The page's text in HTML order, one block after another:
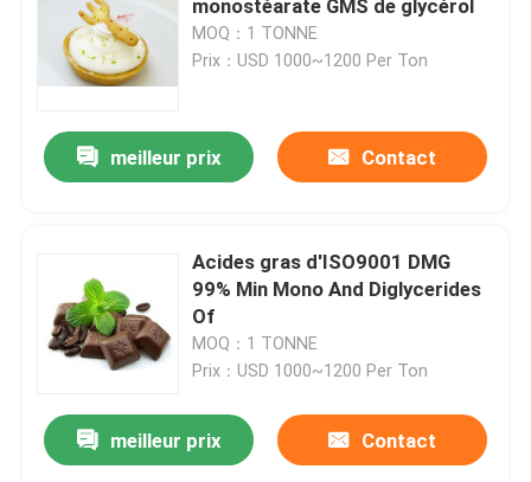
Maison
Vidéos
À propos de nous
monostéarate GMS de glycérol
MOQ：1 TONNE
Prix：USD 1000~1200 Per Ton
meilleur prix Contact
Acides gras d'ISO9001 DMG
99% Min Mono And Diglycerides
Of
MOQ：1 TONNE
Prix：USD 1000~1200 Per Ton
meilleur prix Contact